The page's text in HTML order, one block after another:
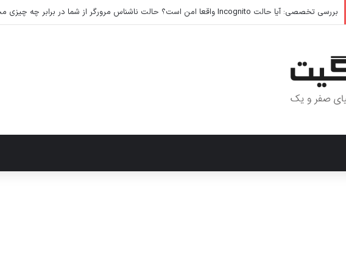
یونیتک؛ مرجع خرید عمده و خرده لوازم جانبی موبایل، کامپیوتر و تجهیزات دیجیتال